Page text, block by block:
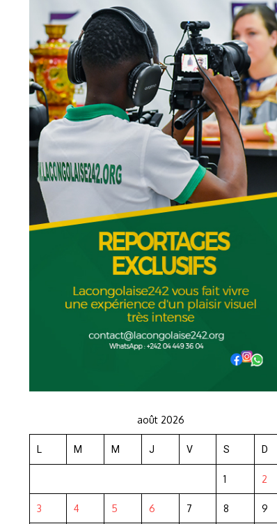
août 2026
L M M J V S D
1 2
3 4 5 6 7 8 9